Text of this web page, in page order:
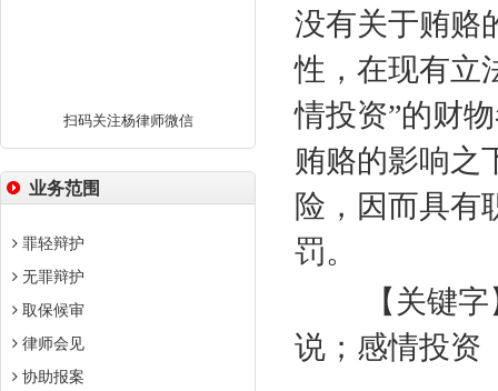
扫码关注杨律师微信
业务范围
罪轻辩护
无罪辩护
取保候审
律师会见
协助报案
没有关于贿赂
性，在现有立
情投资”的财
贿赂的影响之
险，因而具有
罚。
【关键字】
说；感情投资